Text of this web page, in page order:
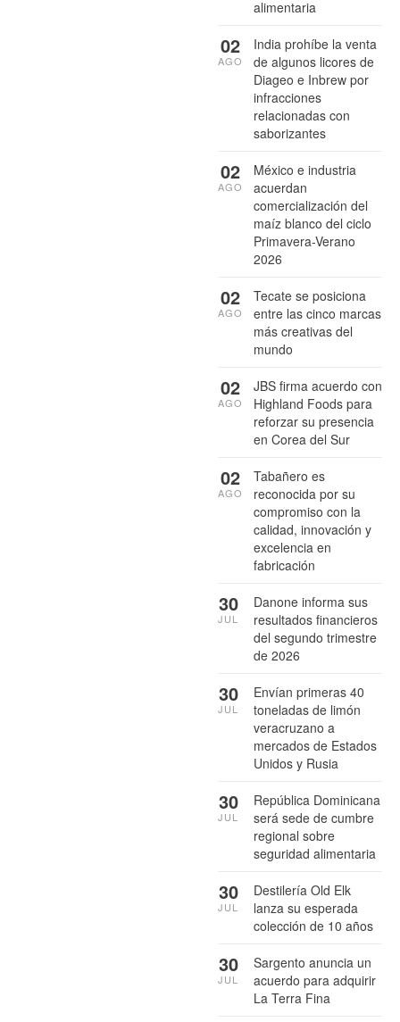
alimentaria
India prohíbe la venta
de algunos licores de
Diageo e Inbrew por
infracciones
relacionadas con
saborizantes
02
AGO
México e industria
acuerdan
comercialización del
maíz blanco del ciclo
Primavera-Verano
2026
02
AGO
Tecate se posiciona
entre las cinco marcas
más creativas del
mundo
02
AGO
JBS firma acuerdo con
Highland Foods para
reforzar su presencia
en Corea del Sur
02
AGO
Tabañero es
reconocida por su
compromiso con la
calidad, innovación y
excelencia en
fabricación
02
AGO
Danone informa sus
resultados financieros
del segundo trimestre
de 2026
30
JUL
Envían primeras 40
toneladas de limón
veracruzano a
mercados de Estados
Unidos y Rusia
30
JUL
República Dominicana
será sede de cumbre
regional sobre
seguridad alimentaria
30
JUL
Destilería Old Elk
lanza su esperada
colección de 10 años
30
JUL
Sargento anuncia un
acuerdo para adquirir
La Terra Fina
30
JUL